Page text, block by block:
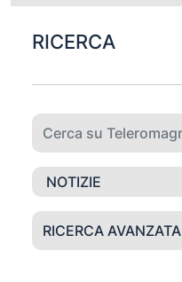
RICERCA
RICERCA AVANZATA